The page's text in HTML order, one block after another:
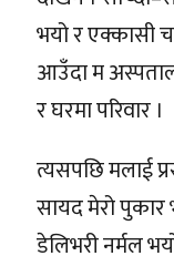
भयो र एक्कासी
आउँदा म
र घरमा परिवार ।
त्यसपछि मलाई
सायद मेरो पुकार
डेलिभरी नर्मल